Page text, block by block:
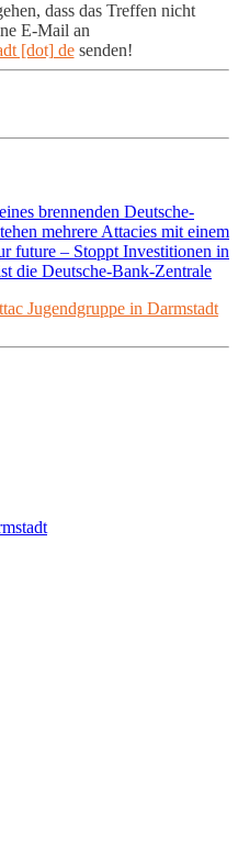
dass das Treffen nicht
E-Mail an
[dot] desenden!
Jugendgruppe in Darmstadt